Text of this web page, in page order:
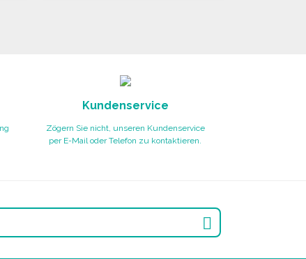
Kundenservice
Zögern Sie nicht, unseren Kundenservice
per E-Mail oder Telefon zu kontaktieren.
